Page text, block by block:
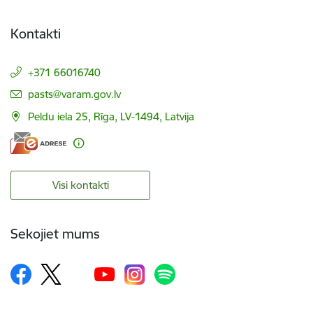
Kontakti
+371 66016740
E-pasts:
pasts@varam.gov.lv
Peldu iela 25, Rīga, LV-1494, Latvija
Visi kontakti
Sekojiet mums